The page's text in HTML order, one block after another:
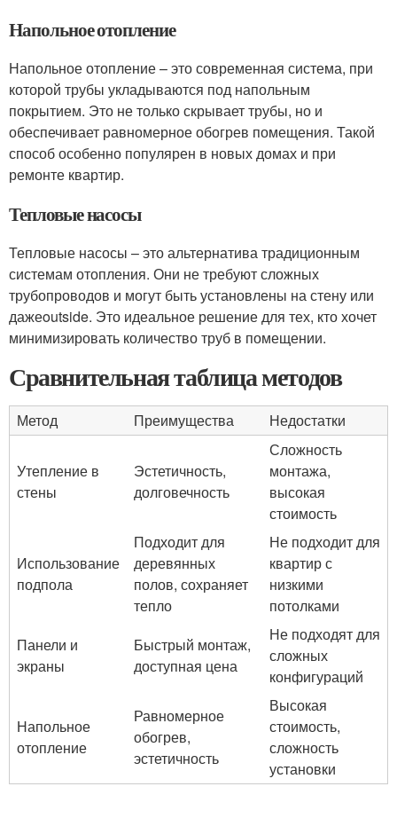
Напольное отопление
Напольное отопление – это современная система, при
которой трубы укладываются под напольным
покрытием. Это не только скрывает трубы, но и
обеспечивает равномерное обогрев помещения. Такой
способ особенно популярен в новых домах и при
ремонте квартир.
Тепловые насосы
Тепловые насосы – это альтернатива традиционным
системам отопления. Они не требуют сложных
трубопроводов и могут быть установлены на стену или
дажеoutside. Это идеальное решение для тех, кто хочет
минимизировать количество труб в помещении.
Сравнительная таблица методов
Метод Преимущества Недостатки
Утепление в
стены
Эстетичность,
долговечность
Сложность
монтажа,
высокая
стоимость
Использование
подпола
Подходит для
деревянных
полов, сохраняет
тепло
Не подходит для
квартир с
низкими
потолками
Панели и
экраны
Быстрый монтаж,
доступная цена
Не подходят для
сложных
конфигураций
Напольное
отопление
Равномерное
обогрев,
эстетичность
Высокая
стоимость,
сложность
установки